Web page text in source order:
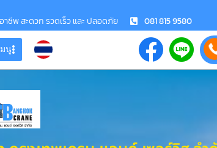
าชีพ สะดวก รวดเร็ว และ ปลอดภัย 081 815 9580
มนู